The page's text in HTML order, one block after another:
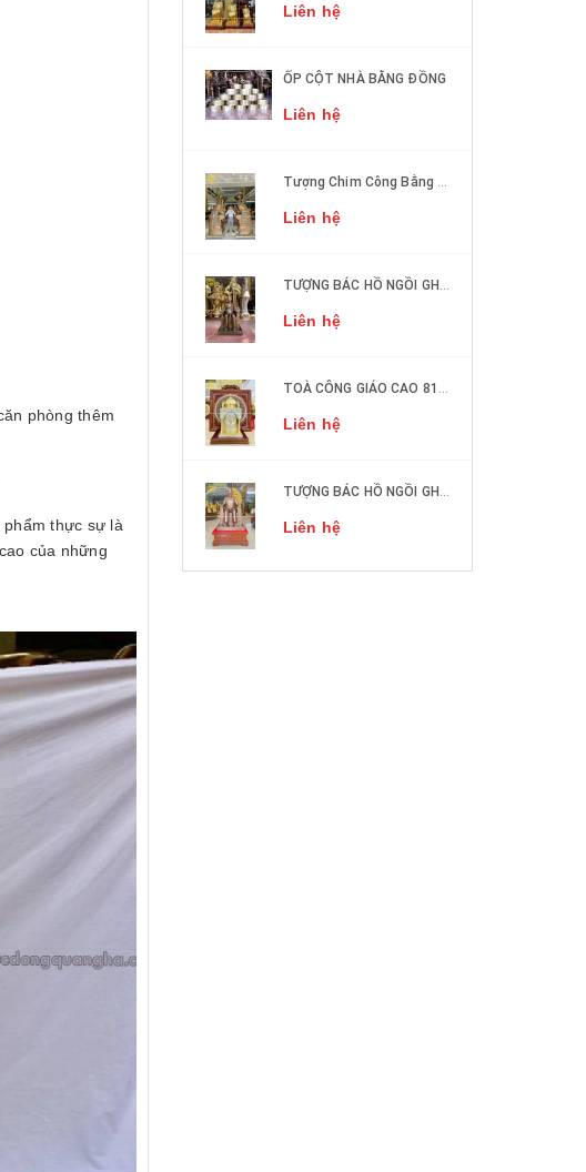
phòng thêm
thực sự là
của những
Liên hệ
ỐP CỘT NHÀ BẰNG ĐỒNG
Liên hệ
Liên hệ
Liên hệ
Liên hệ
Liên hệ